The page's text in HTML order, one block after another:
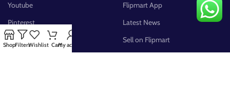
Youtube
Pinterest
FB Group
Flipmart App
Latest News
Sell on Flipmart
ShopFiltersWishlist CartMy account